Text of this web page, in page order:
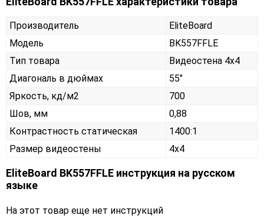
Производитель
EliteBoard
Модель
BK557FFLE
Тип товара
Видеостена 4х4
Диагональ в дюймах
55"
Яркость, кд/м2
700
Шов, мм
0,88
Контрастность статическая
1400:1
Размер видеостены
4x4
EliteBoard BK557FFLE инструкция на русском
языке
На этот товар еще нет инструкций